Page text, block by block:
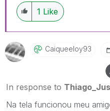
1 Like
Caiqueeloy93
In response to
Na tela funcionou meu